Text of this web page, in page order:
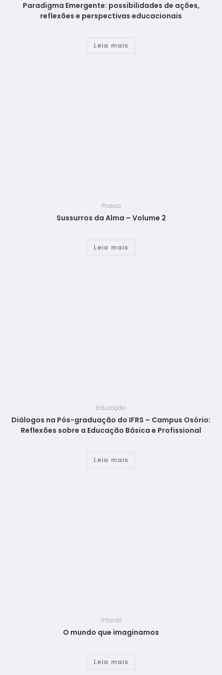
Paradigma Emergente: possibilidades de ações,
reflexões e perspectivas educacionais
Leia mais
Poesia
Sussurros da Alma – Volume 2
Leia mais
Educação
Diálogos na Pós-graduação do IFRS – Campus Osório:
Reflexões sobre a Educação Básica e Profissional
Leia mais
Infantil
O mundo que imaginamos
Leia mais